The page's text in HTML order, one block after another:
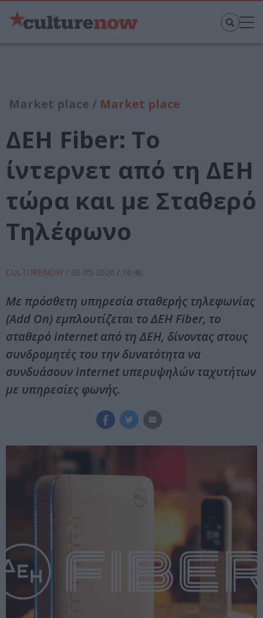
Market place / Market place
ΔΕΗ Fiber: Το
ίντερνετ από τη ΔΕΗ
τώρα και με Σταθερό
Τηλέφωνο
CULTURENOW / 20-05-2026 / 16:46
Με πρόσθετη υπηρεσία σταθερής τηλεφωνίας
(Add On) εμπλουτίζεται το ΔΕΗ Fiber, το
σταθερό internet από τη ΔΕΗ, δίνοντας στους
συνδρομητές του την δυνατότητα να
συνδυάσουν internet υπερυψηλών ταχυτήτων
με υπηρεσίες φωνής.